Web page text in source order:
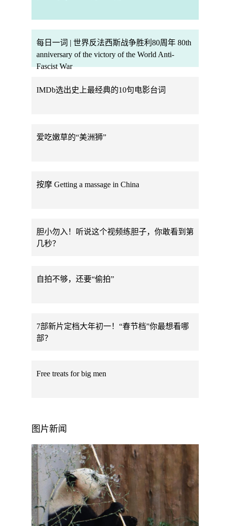
每日一词 | 世界反法西斯战争胜利80周年 80th
anniversary of the victory of the World Anti-
Fascist War
IMDb选出史上最经典的10句电影台词
爱吃嫩草的“美洲狮”
按摩 Getting a massage in China
胆小勿入！听说这个视频练胆子，你敢看到第
几秒？
自拍不够，还要“偷拍”
7部新片定档大年初一！“春节档”你最想看哪
部？
Free treats for big men
图片新闻